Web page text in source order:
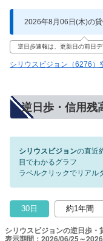
2026年8月06日(木)の貸
逆日歩速報は、更新日の前日デ
シリウスビジョン（6276）
逆日歩・信用残
シリウスビジョンの直近
目でわかるグラフ
ラベルクリックでリアル
30日 約1年間